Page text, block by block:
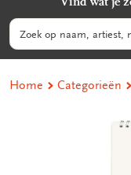
B.V.
Zoeken
Home Categorieën